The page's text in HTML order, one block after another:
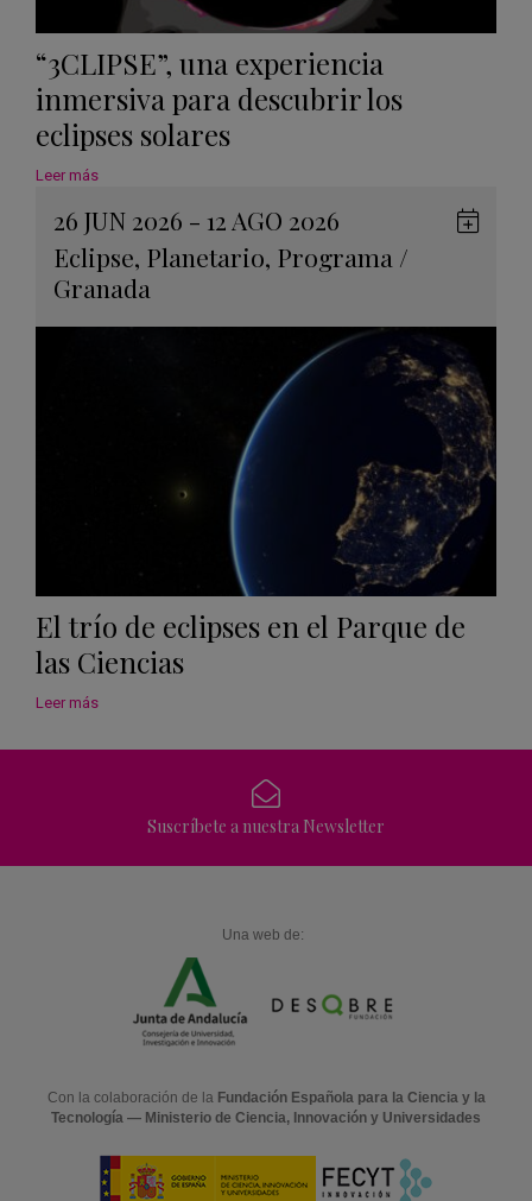
“3CLIPSE”, una experiencia
inmersiva para descubrir los
eclipses solares
Leer más
26 JUN 2026 - 12 AGO 2026
Eclipse, Planetario, Programa /
Granada
El trío de eclipses en el Parque de
las Ciencias
Leer más
Suscríbete a nuestra Newsletter
Una web de:
Con la colaboración de la Fundación Española para la Ciencia y la
Tecnología — Ministerio de Ciencia, Innovación y Universidades